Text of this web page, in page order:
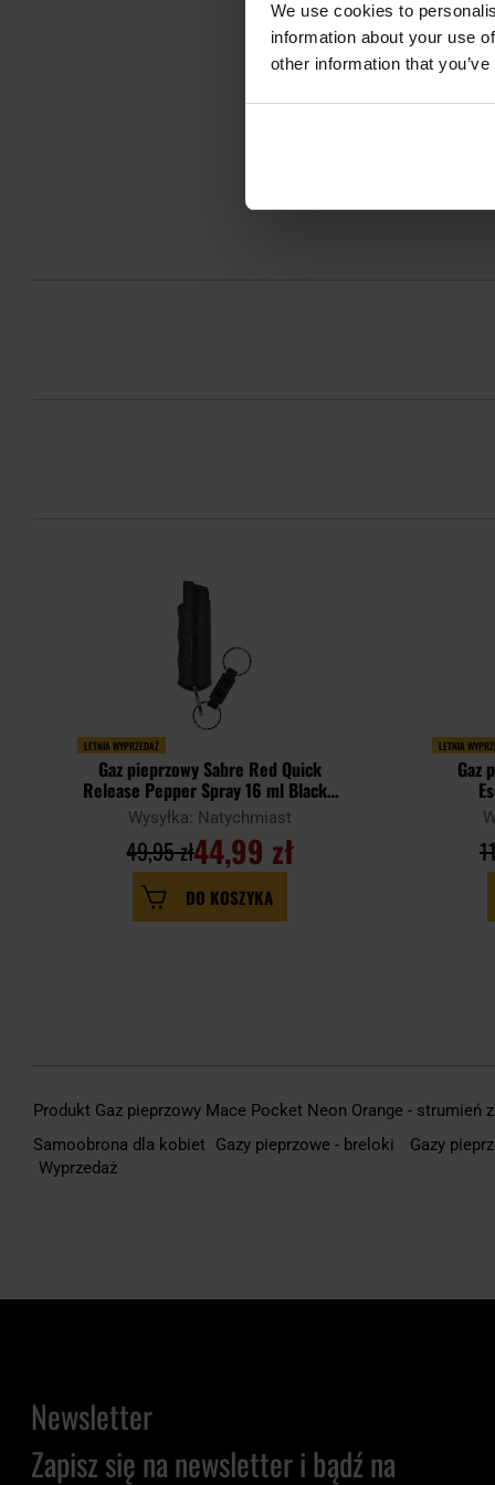
We use cookies to
information about your use
other information that
EAN
Kod
LETNIA WYPRZEDAŻ
Gaz pieprzowy Sabre Red Quick
Release Pepper Spray 16 ml Black -
strumień
Wysyłka: Natychmiast
44,99 zł
49,95 zł
DO KOSZYKA
LETNIA
Gaz
Produkt Gaz pieprzowy Mace Pocket Neon Orange - strumień
Samoobrona dla kobiet
Gazy pieprzowe - breloki Gazy
Wyprzedaż
Newsletter
Zapisz się na newsletter i bądź na